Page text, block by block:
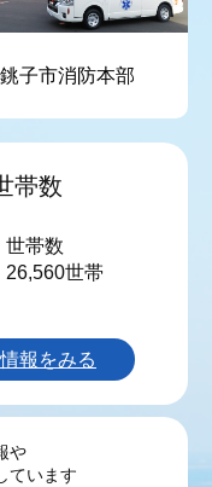
銚子市消防本部
帯数
世帯数
26,560世帯
報をみる
や
ています